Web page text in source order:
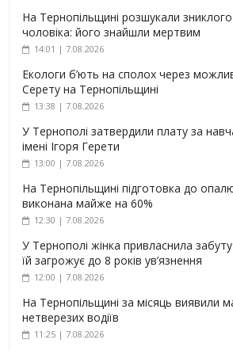
На Тернопільщині розшукали
чоловіка: його знайшли мертвим
14:01 | 7.08.2026
Екологи б’ють на сполох через
Серету на Тернопільщині
13:38 | 7.08.2026
У Тернополі затвердили плату за
імені Ігоря Герети
13:00 | 7.08.2026
На Тернопільщині підготовка до
виконана майже на 60%
12:30 | 7.08.2026
У Тернополі жінка привласнила забуту
їй загрожує до 8 років ув’язнення
12:00 | 7.08.2026
На Тернопільщині за місяць виявили
нетверезих водіїв
11:25 | 7.08.2026